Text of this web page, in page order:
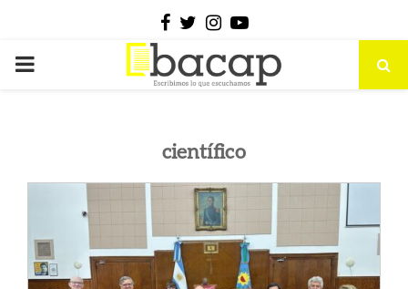
Facebook
Twitter
Instagram
Youtube
PRIMARY
científico